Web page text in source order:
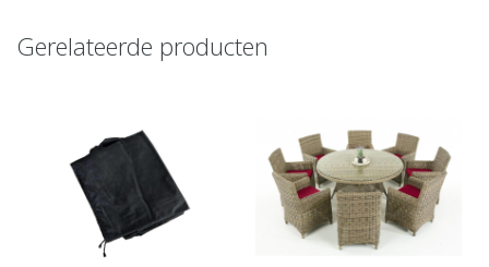
Gerelateerde producten